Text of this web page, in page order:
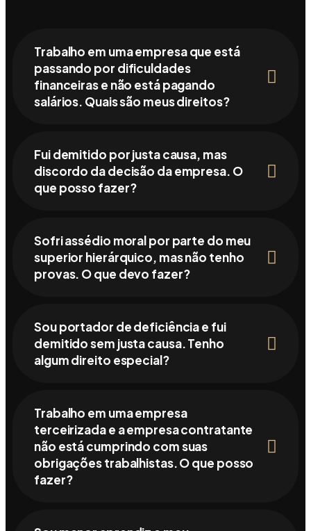
Trabalho em uma empresa que está
passando por dificuldades
financeiras e não está pagando
salários. Quais são meus direitos?
Fui demitido por justa causa, mas
discordo da decisão da empresa. O
que posso fazer?
Sofri assédio moral por parte do meu
superior hierárquico, mas não tenho
provas. O que devo fazer?
Sou portador de deficiência e fui
demitido sem justa causa. Tenho
algum direito especial?
Trabalho em uma empresa
terceirizada e a empresa contratante
não está cumprindo com suas
obrigações trabalhistas. O que posso
fazer?